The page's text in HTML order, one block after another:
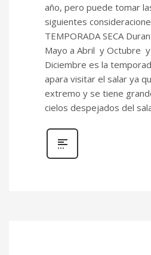
año, pero puede tomar
siguientes
TEMPORADA SECA
Mayo a Abril y Octubre
Diciembre es la
apara visitar el salar ya
extremo y se tiene
cielos despejados del